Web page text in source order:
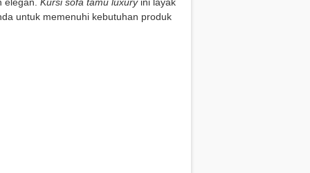
untuk memenuhi kebutuhan produk